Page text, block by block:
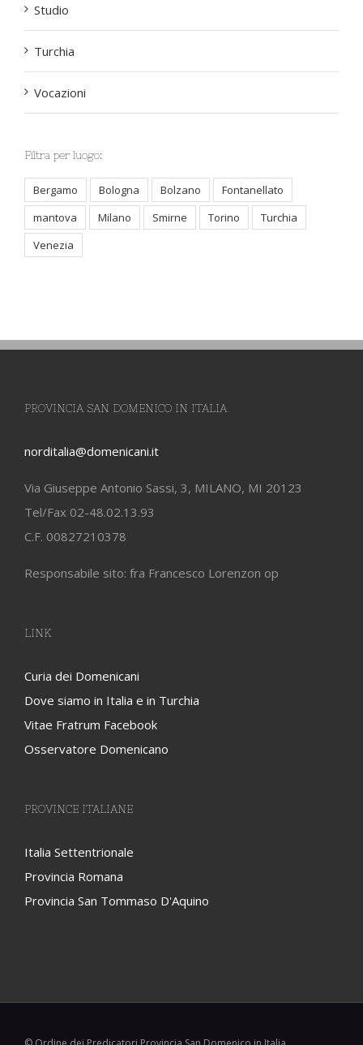
Studio
Turchia
Vocazioni
Filtra per luogo:
Bergamo Bologna Bolzano
Fontanellato
mantova
Milano Smirne Torino
Turchia
Venezia
PROVINCIA SAN DOMENICO IN ITALIA
norditalia@domenicani.it
Via Giuseppe Antonio Sassi, 3, MILANO, MI 20123
Tel/Fax 02-48.02.13.93
C.F. 00827210378
Responsabile sito: fra Francesco Lorenzon op
LINK
Curia dei Domenicani
Dove siamo in Italia e in Turchia
Vitae Fratrum Facebook
Osservatore Domenicano
PROVINCE ITALIANE
Italia Settentrionale
Provincia Romana
Provincia San Tommaso D'Aquino